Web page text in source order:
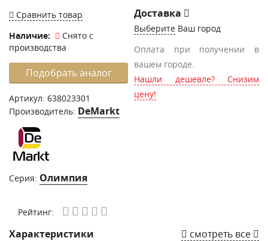
Сравнить товар
Наличие:
Снято с
производства
Подобрать аналог
Артикул: 638023301
Производитель: DeMarkt
Серия: Олимпия
Доставка
Выберите Ваш город
Оплата при получении в
вашем городе.
Нашли дешевле? Снизим
цену!
Рейтинг:
Характеристики смотреть все